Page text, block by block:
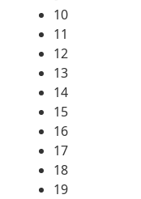
10
11
12
13
14
15
16
17
18
19